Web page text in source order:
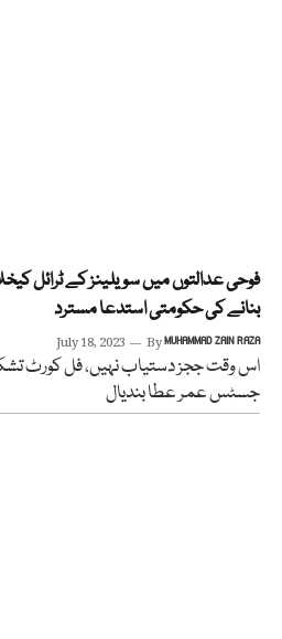
فوحی عدالتوں میں سویلینز کے ٹرائل
بنانے کی حکومتی استدعا مسترد
July 18, 2023 ByMUHAMMAD ZAIN RAZA
اس وقت ججز دستیاب نہیں، فل کورٹ
جسٹس عمر عطا بندیال